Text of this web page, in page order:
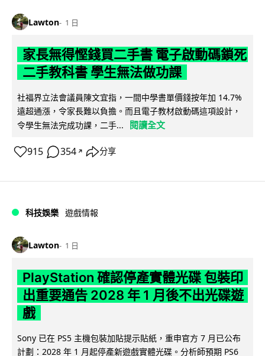
Lawton 1 日
家長無得慳錢買二手書 電子啟動碼鎖死
二手教科書 學生無法做功課
社福界立法會議員陳文宜指，一間中學書單價錢按年加 14.7%
遠超通漲，令家長難以負擔。而且電子教材啟動碼這項設計，
令學生無法完成功課，二手...
閱讀全文
915 354 ↗ 分享
科技娛樂 遊戲情報
Lawton 1 日
PlayStation 確認停產實體光碟 包裝印
出重要通告 2028 年 1 月後不出光碟遊
戲
Sony 已在 PS5 主機包裝加貼提示貼紙，重申官方 7 月已公布
計劃：2028 年 1 月起停產新遊戲實體光碟。分析師預期 PS6